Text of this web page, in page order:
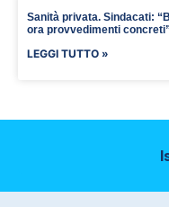
Sanità privata. Sindacati:
ora provvedimenti
LEGGI TUTTO »